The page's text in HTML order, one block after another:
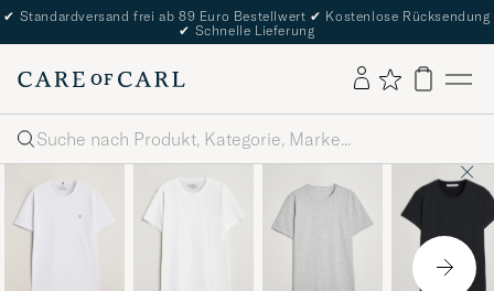
✔ Standardversand frei ab 89 Euro Bestellwert ✔ Kostenlose Rücksendung
✔ Schnelle Lieferung
Suche